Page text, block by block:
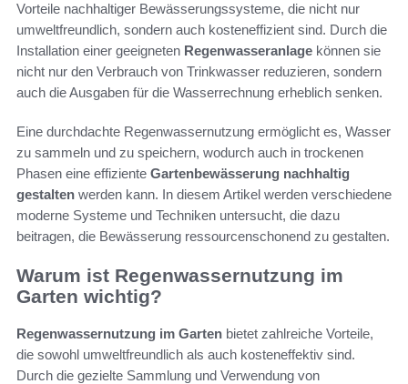
Vorteile nachhaltiger Bewässerungssysteme, die nicht nur
umweltfreundlich, sondern auch kosteneffizient sind. Durch die
Installation einer geeigneten Regenwasseranlage können sie
nicht nur den Verbrauch von Trinkwasser reduzieren, sondern
auch die Ausgaben für die Wasserrechnung erheblich senken.
Eine durchdachte Regenwassernutzung ermöglicht es, Wasser
zu sammeln und zu speichern, wodurch auch in trockenen
Phasen eine effiziente Gartenbewässerung nachhaltig
gestalten werden kann. In diesem Artikel werden verschiedene
moderne Systeme und Techniken untersucht, die dazu
beitragen, die Bewässerung ressourcenschonend zu gestalten.
Warum ist Regenwassernutzung im
Garten wichtig?
Regenwassernutzung im Garten bietet zahlreiche Vorteile,
die sowohl umweltfreundlich als auch kosteneffektiv sind.
Durch die gezielte Sammlung und Verwendung von